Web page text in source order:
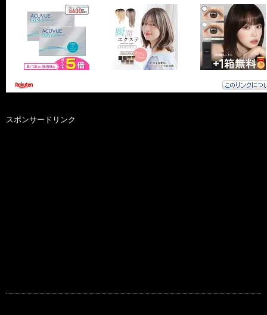
スポンサードリンク